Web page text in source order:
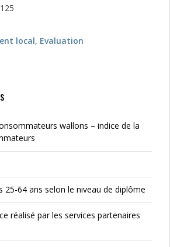
local, Evaluation
wallons – indice de la
25-64 ans selon le niveau de diplôme
réalisé par les services partenaires